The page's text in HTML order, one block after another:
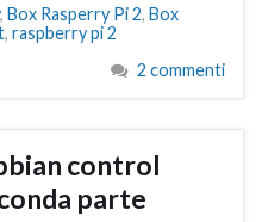
, Box Rasperry Pi 2, Box
, raspberry pi 2
2 commenti
control
parte